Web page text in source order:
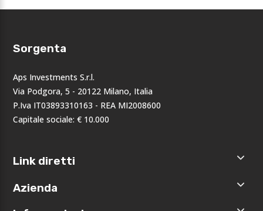
Sorgenta
Aps Investments S.r.l.
Via Podgora, 5 - 20122 Milano, Italia
P.Iva IT03893310163 - REA MI2008600
Capitale sociale: € 10.000
Link diretti
Home
Accedi
Azienda